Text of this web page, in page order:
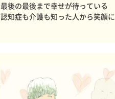
最後の最後まで幸せが待っている
認知症も介護も知った人から笑顔に